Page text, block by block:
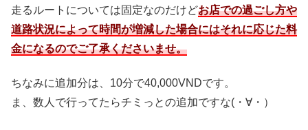
走るルートについては固定なのだけどお店での過ごし方や
道路状況によって時間が増減した場合にはそれに応じた料
金になるのでご了承くださいませ。
ちなみに追加分は、10分で40,000VNDです。
ま、数人で行ってたらチミっとの追加ですな(・∀・）